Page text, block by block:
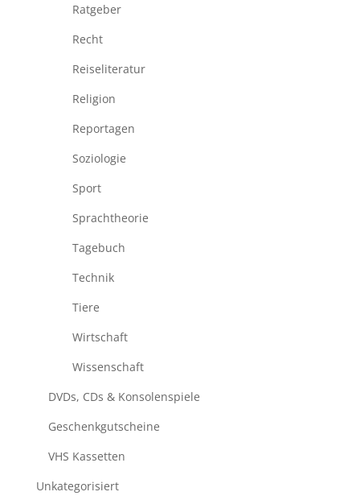
Ratgeber
Recht
Reiseliteratur
Religion
Reportagen
Soziologie
Sport
Sprachtheorie
Tagebuch
Technik
Tiere
Wirtschaft
Wissenschaft
DVDs, CDs & Konsolenspiele
Geschenkgutscheine
VHS Kassetten
Unkategorisiert